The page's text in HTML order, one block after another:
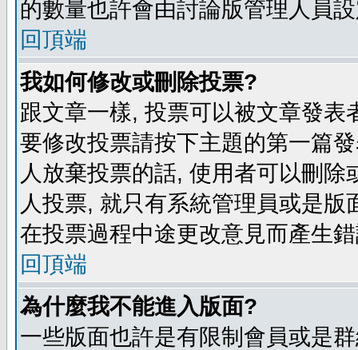
的數量也許會由討論版管理人員
回頂端
我如何修改或刪除投票?
跟文章一樣, 投票可以被文章發
要修改投票請按下主題的第一篇
人放棄投票的話, 使用者可以刪
人投票, 就只有系統管理員或是
在投票過程中途更改意見而產生
回頂端
為什麼我不能進入版面?
一些版面也許是有限制會員或是